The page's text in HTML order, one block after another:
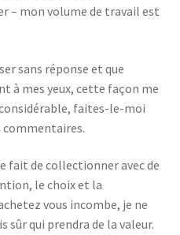
– mon volume de travail est
sans réponse et que
à mes yeux, cette façon me
faites-le-moi
commentaires.
fait de collectionner avec de
le choix et la
vous incombe, je ne
sûr qui prendra de la valeur.